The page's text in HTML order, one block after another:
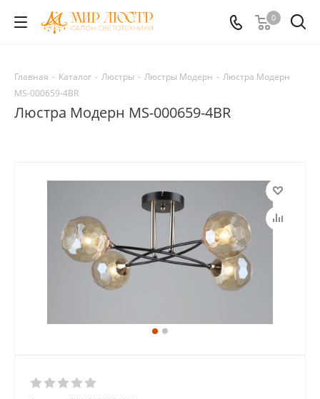
0
Главная - Каталог - Люстры - Люстры Модерн - Люстра Модерн
MS-000659-4BR
Люстра Модерн MS-000659-4BR